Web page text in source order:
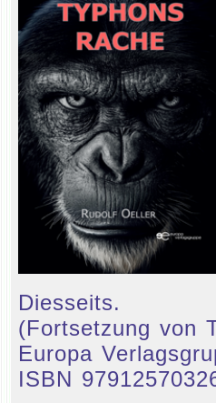
Diesseits.
(Fortsetzung von
Europa
ISBN